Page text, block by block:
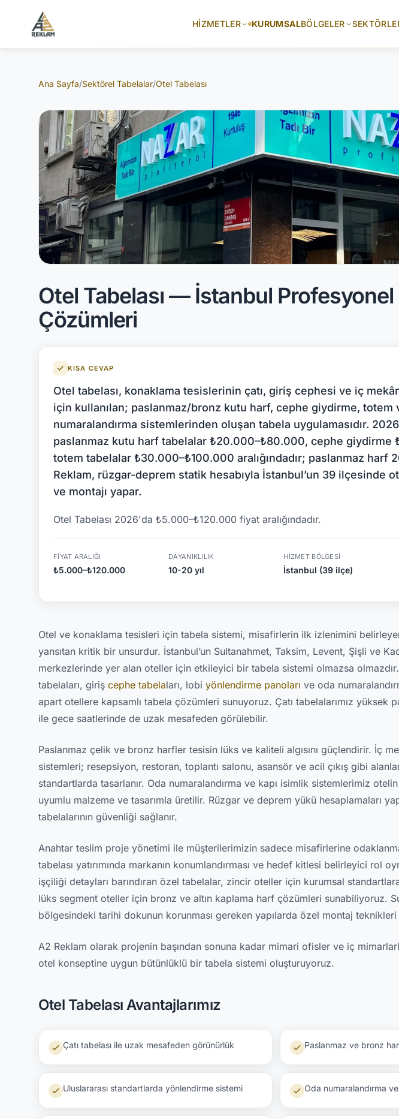
HIZMETLER KURUMSALBÖLGELER
Ana Sayfa/Sektörel Tabelalar/Otel Tabelası
Otel Tabelası — İstanbul Profesyonel
Çözümleri
KISA CEVAP
Otel tabelası, konaklama tesislerinin çatı, giriş cephesi ve iç
için kullanılan; paslanmaz/bronz kutu harf, cephe giydirme, totem
numaralandırma sistemlerinden oluşan tabela uygulamasıdır.
paslanmaz kutu harf tabelalar ₺20.000–₺80.000, cephe giydirme
totem tabelalar ₺30.000–₺100.000 aralığındadır; paslanmaz harf
Reklam, rüzgar-deprem statik hesabıyla İstanbul’un 39 ilçesinde
ve montajı yapar.
Otel Tabelası 2026'da ₺5.000–₺120.000 fiyat aralığındadır.
FIYAT ARALIĞI
₺5.000–₺120.000
DAYANIKLILIK
10-20 yıl
HIZMET BÖLGESI
İstanbul (39 ilçe)
Otel ve konaklama tesisleri için tabela sistemi, misafirlerin ilk izlenimini
yansıtan kritik bir unsurdur. İstanbul’un Sultanahmet, Taksim, Levent, Şişli ve
merkezlerinde yer alan oteller için etkileyici bir tabela sistemi olmazsa
tabelaları, giriş cephe tabelaları, lobi yönlendirme panoları ve oda
apart otellere kapsamlı tabela çözümleri sunuyoruz. Çatı tabelalarımız yüksek
ile gece saatlerinde de uzak mesafeden görülebilir.
Paslanmaz çelik ve bronz harfler tesisin lüks ve kaliteli algısını güçlendirir. İç
sistemleri; resepsiyon, restoran, toplantı salonu, asansör ve acil çıkış gibi
standartlarda tasarlanır. Oda numaralandırma ve kapı isimlik sistemlerimiz
uyumlu malzeme ve tasarımla üretilir. Rüzgar ve deprem yükü hesaplamaları
tabelalarının güvenliği sağlanır.
Anahtar teslim proje yönetimi ile müşterilerimizin sadece misafirlerine
tabelası yatırımında markanın konumlandırması ve hedef kitlesi belirleyici rol
işçiliği detayları barındıran özel tabelalar, zincir oteller için kurumsal
lüks segment oteller için bronz ve altın kaplama harf çözümleri sunabiliyoruz.
bölgesindeki tarihi dokunun korunması gereken yapılarda özel montaj
A2 Reklam olarak projenin başından sonuna kadar mimari ofisler ve iç
otel konseptine uygun bütünlüklü bir tabela sistemi oluşturuyoruz.
Otel Tabelası Avantajlarımız
Çatı tabelası ile uzak mesafeden görünürlük Paslanmaz ve bronz
Uluslararası standartlarda yönlendirme sistemi Oda numaralandırma